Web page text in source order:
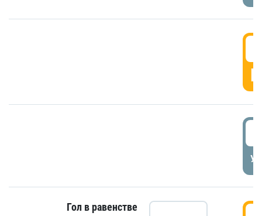
Гол в равенстве